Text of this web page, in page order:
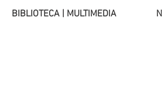
BIBLIOTECA | MULTIMEDIA